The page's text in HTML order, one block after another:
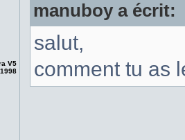
V5
manuboy a écrit:
salut,
comment tu as